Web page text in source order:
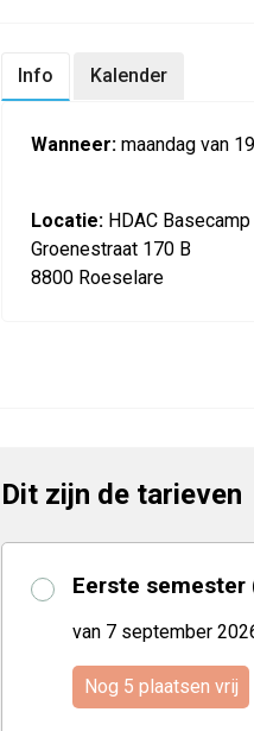
Info Kalender
Wanneer: maandag van
Locatie: HDAC
Groenestraat 170 B
8800 Roeselare
Dit zijn de tarieven
Eerste
van 7 september
Nog 5 plaatsen vrij